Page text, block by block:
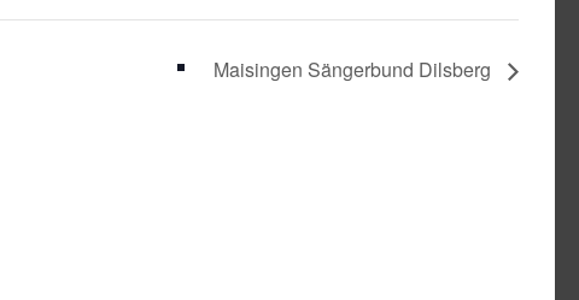
Maisingen Sängerbund Dilsberg